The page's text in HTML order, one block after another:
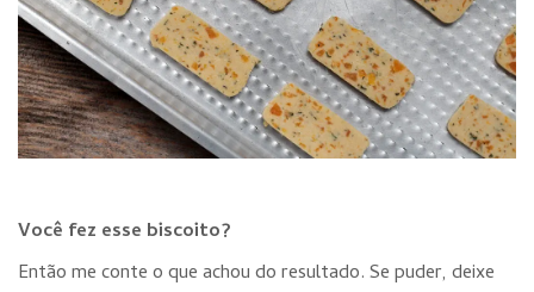
Você fez esse biscoito?
Então me conte o que achou do resultado. Se puder, deixe